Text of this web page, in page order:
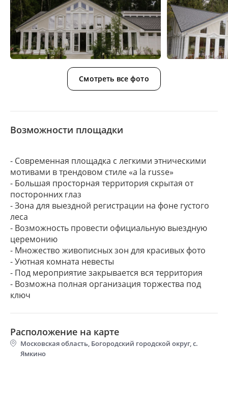
Смотреть все фото
Возможности площадки
- Современная площадка с легкими этническими
мотивами в трендовом стиле «a la russe»
- Большая просторная территория скрытая от
посторонних глаз
- Зона для выездной регистрации на фоне густого
леса
- Возможность провести официальную выездную
церемонию
- Множество живописных зон для красивых фото
- Уютная комната невесты
- Под мероприятие закрывается вся территория
- Возможна полная организация торжества под
Расположение на карте
Московская область, Богородский городской округ, с.
Ямкино